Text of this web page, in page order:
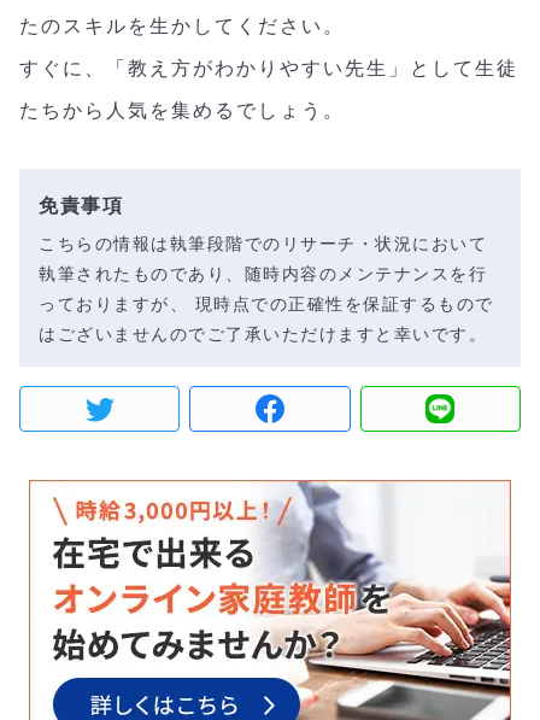
たのスキルを生かしてください。
すぐに、「教え方がわかりやすい先生」として生徒
たちから人気を集めるでしょう。
免責事項
こちらの情報は執筆段階でのリサーチ・状況において
執筆されたものであり、随時内容のメンテナンスを行
っておりますが、 現時点での正確性を保証するもので
はございませんのでご了承いただけますと幸いです。